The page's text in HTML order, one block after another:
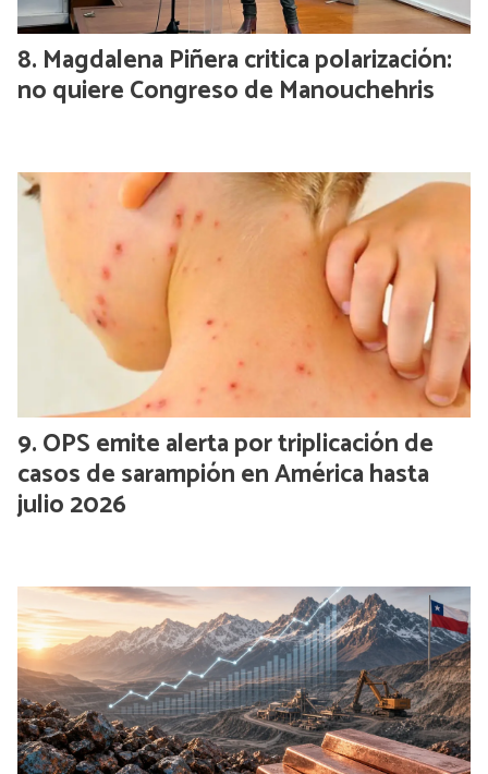
Magdalena Piñera critica polarización:
no quiere Congreso de Manouchehris
OPS emite alerta por triplicación de
casos de sarampión en América hasta
julio 2026